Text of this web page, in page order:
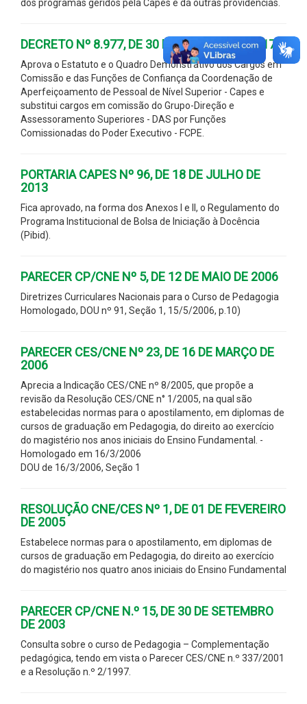
dos programas geridos pela Capes e dá outras providências.
DECRETO Nº 8.977, DE 30 DE JANEIRO DE 2017
Aprova o Estatuto e o Quadro Demonstrativo dos Cargos em
Comissão e das Funções de Confiança da Coordenação de
Aperfeiçoamento de Pessoal de Nível Superior - Capes e
substitui cargos em comissão do Grupo-Direção e
Assessoramento Superiores - DAS por Funções
Comissionadas do Poder Executivo - FCPE.
PORTARIA CAPES Nº 96, DE 18 DE JULHO DE
2013
Fica aprovado, na forma dos Anexos I e II, o Regulamento do
Programa Institucional de Bolsa de Iniciação à Docência
(Pibid).
PARECER CP/CNE Nº 5, DE 12 DE MAIO DE 2006
Diretrizes Curriculares Nacionais para o Curso de Pedagogia
Homologado, DOU nº 91, Seção 1, 15/5/2006, p.10)
PARECER CES/CNE Nº 23, DE 16 DE MARÇO DE
2006
Aprecia a Indicação CES/CNE nº 8/2005, que propõe a
revisão da Resolução CES/CNE n° 1/2005, na qual são
estabelecidas normas para o apostilamento, em diplomas de
cursos de graduação em Pedagogia, do direito ao exercício
do magistério nos anos iniciais do Ensino Fundamental. -
Homologado em 16/3/2006
DOU de 16/3/2006, Seção 1
RESOLUÇÃO CNE/CES Nº 1, DE 01 DE FEVEREIRO
DE 2005
Estabelece normas para o apostilamento, em diplomas de
cursos de graduação em Pedagogia, do direito ao exercício
do magistério nos quatro anos iniciais do Ensino Fundamental
PARECER CP/CNE N.º 15, DE 30 DE SETEMBRO
DE 2003
Consulta sobre o curso de Pedagogia – Complementação
pedagógica, tendo em vista o Parecer CES/CNE n.º 337/2001
e a Resolução n.º 2/1997.